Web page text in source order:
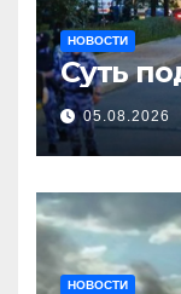
НОВОСТИ
Суть
05.08.2026
НОВОСТИ